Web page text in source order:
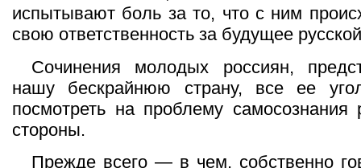
испытывают боль за то, что с ним
свою ответственность за будущее
Сочинения молодых россиян,
нашу бескрайнюю страну, все ее
посмотреть на проблему самосознания
стороны.
Прежде всего — в чем, собственно